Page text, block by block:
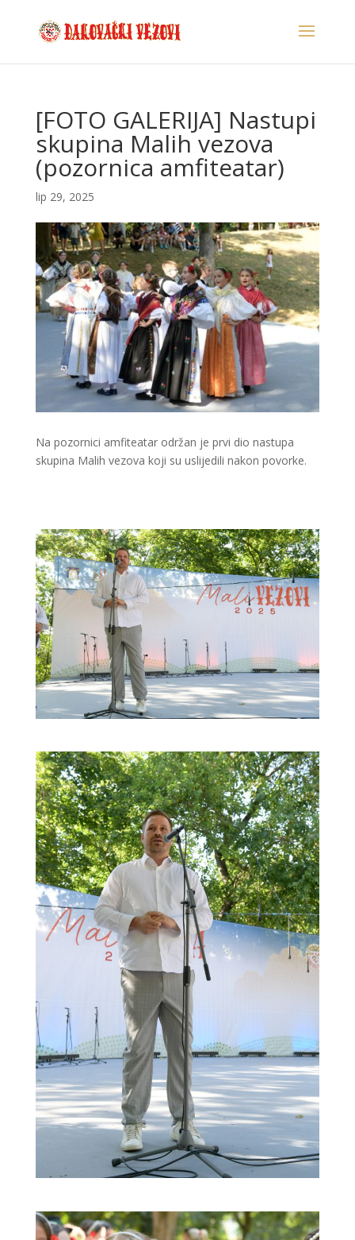
[FOTO GALERIJA] Nastupi
skupina Malih vezova
(pozornica amfiteatar)
lip 29, 2025
Na pozornici amfiteatar održan je prvi dio nastupa
skupina Malih vezova koji su uslijedili nakon povorke.